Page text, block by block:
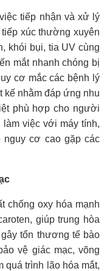
tiếp nhận và xử lý
xúc thường xuyên
khói bụi, tia UV cùng
mắt nhanh chóng bị
cơ mắc các bệnh lý
kế nhằm đáp ứng nhu
phù hợp cho người
việc với máy tính,
nguy cơ cao gặp các
chống oxy hóa mạnh
giúp trung hòa
tổn thương tế bào
vệ giác mạc, võng
quá trình lão hóa mắt,